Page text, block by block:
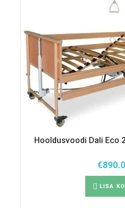
Hooldusvoodi Dali Eco
€
LISA